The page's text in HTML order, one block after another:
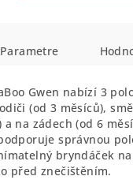
Parametre
Gwen nabízí 3
(od 3 měsíců),
a na zádech (od 6
správnou
bryndáček
před znečištěním.